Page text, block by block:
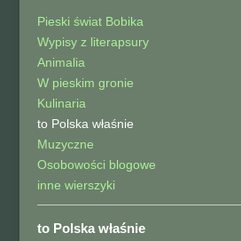
Pieski świat Bobika
Wypisy z literapsury
Animalia
W pieskim gronie
Kulinaria
to Polska właśnie
Muzyczne
Osobowości blogowe
inne wierszyki
to Polska właśnie